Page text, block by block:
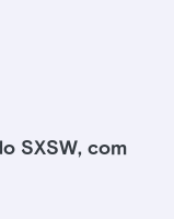
SXSW, com